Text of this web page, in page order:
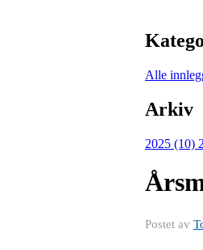
Alle
Arkiv
2025 (10)
Postet av